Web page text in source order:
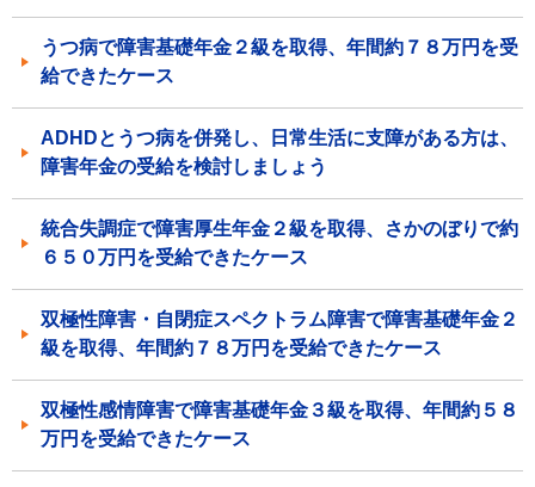
うつ病で障害基礎年金２級を取得、年間約７８万円を受
給できたケース
ADHDとうつ病を併発し、日常生活に支障がある方は、
障害年金の受給を検討しましょう
統合失調症で障害厚生年金２級を取得、さかのぼりで約
６５０万円を受給できたケース
双極性障害・自閉症スペクトラム障害で障害基礎年金２
級を取得、年間約７８万円を受給できたケース
双極性感情障害で障害基礎年金３級を取得、年間約５８
万円を受給できたケース